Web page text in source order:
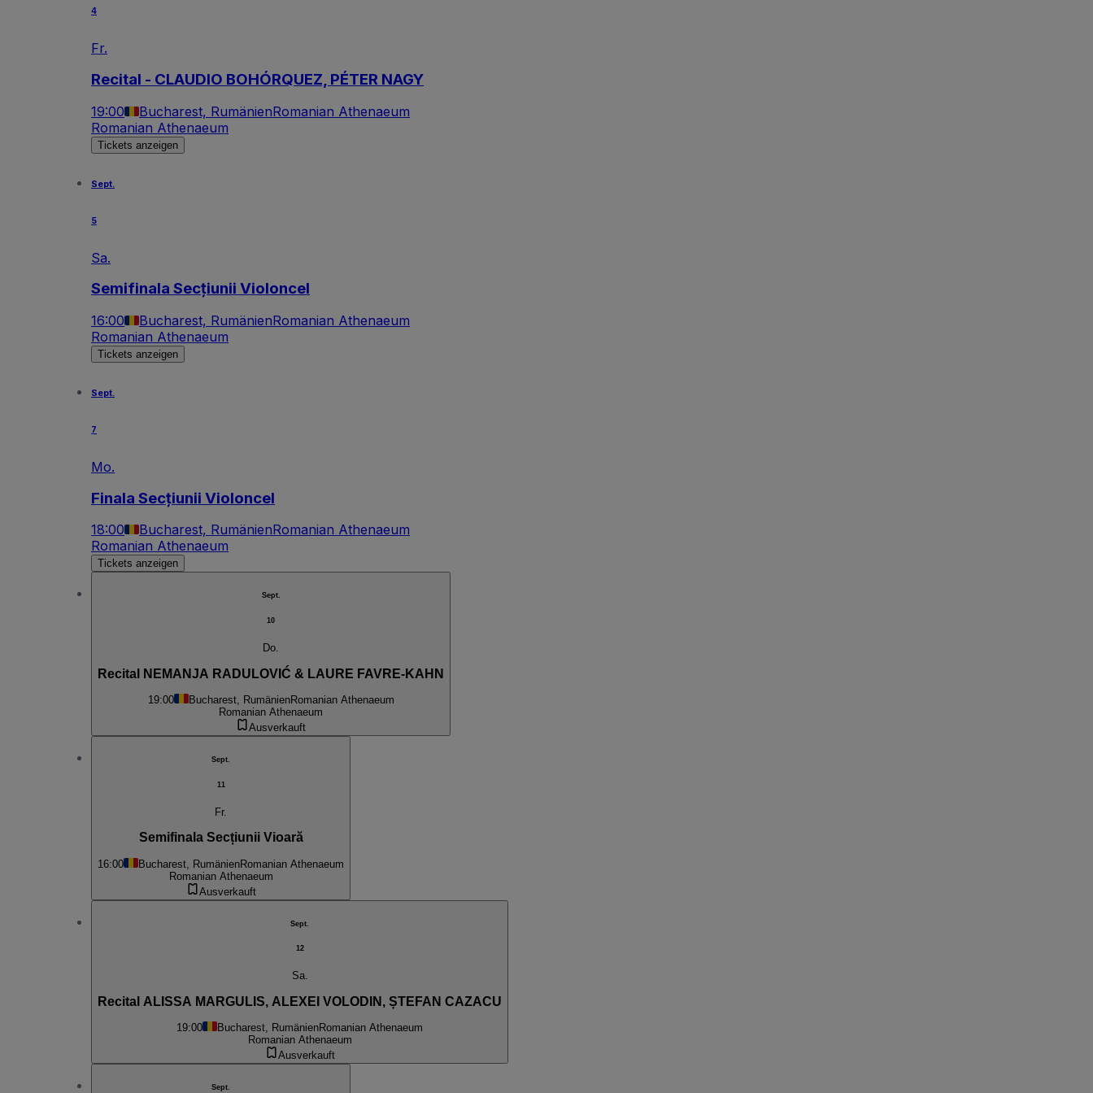
4
Fr.
Recital - CLAUDIO BOHÓRQUEZ, PÉTER NAGY
19:00 Bucharest, RumänienRomanian Athenaeum
Romanian Athenaeum
Tickets anzeigen
Sept.
5
Sa.
Semifinala Secțiunii Violoncel
16:00 Bucharest, RumänienRomanian Athenaeum
Romanian Athenaeum
Tickets anzeigen
Sept.
7
Mo.
Finala Secțiunii Violoncel
18:00 Bucharest, RumänienRomanian Athenaeum
Romanian Athenaeum
Tickets anzeigen
Sept.
10
Do.
Recital NEMANJA RADULOVIĆ & LAURE FAVRE-KAHN
19:00 Bucharest, RumänienRomanian Athenaeum
Romanian Athenaeum
Ausverkauft
Sept.
11
Fr.
Semifinala Secțiunii Vioară
16:00 Bucharest, RumänienRomanian Athenaeum
Romanian Athenaeum
Ausverkauft
Sept.
12
Sa.
Recital ALISSA MARGULIS, ALEXEI VOLODIN, ȘTEFAN CAZACU
19:00 Bucharest, RumänienRomanian Athenaeum
Romanian Athenaeum
Ausverkauft
Sept.